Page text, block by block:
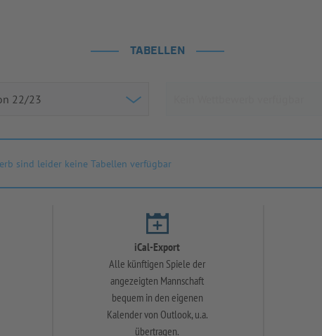
TABELLEN
sind leider keine Tabellen verfügbar
iCal-Export
Alle künftigen Spiele der
angezeigten Mannschaft
bequem in den eigenen
Kalender von Outlook, u.a.
übertragen.